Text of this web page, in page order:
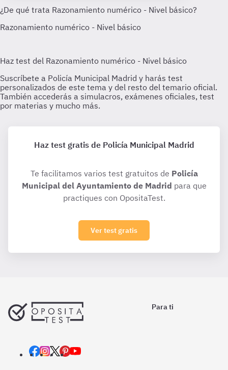
Haz test gratis de Policía Municipal Madrid
Te facilitamos varios test gratuitos de Policía
Municipal del Ayuntamiento de Madrid para que
practiques con OpositaTest.
Ver test gratis
Para ti